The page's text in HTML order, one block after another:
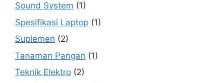
Sound System (1)
Spesifikasi Laptop (1)
Suplemen (2)
Tanaman Pangan (1)
Teknik Elektro (2)